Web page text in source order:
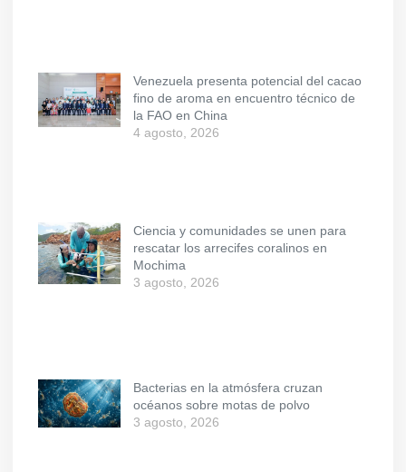
Venezuela presenta potencial del cacao
fino de aroma en encuentro técnico de
la FAO en China
4 agosto, 2026
Ciencia y comunidades se unen para
rescatar los arrecifes coralinos en
Mochima
3 agosto, 2026
Bacterias en la atmósfera cruzan
océanos sobre motas de polvo
3 agosto, 2026